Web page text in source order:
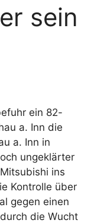
sein
ein 82-
a. Inn die
a. Inn in
ungeklärter
ins
Kontrolle über
gegen einen
die Wucht